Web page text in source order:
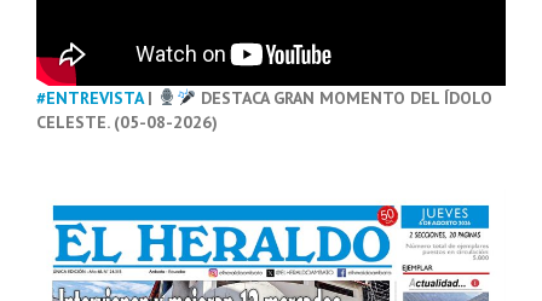
#ENTREVISTA|
DESTACA GRAN MOMENTO DEL ÍDOLO
CELESTE. (05-08-2026)